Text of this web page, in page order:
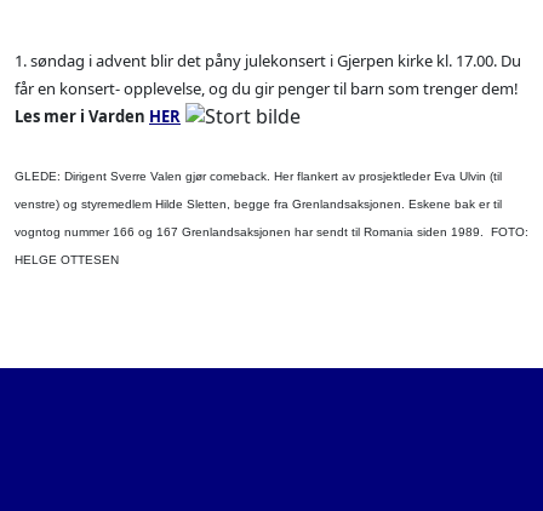
1. søndag i advent blir det påny julekonsert i Gjerpen kirke kl. 17.00. Du
får en konsert- opplevelse, og du gir penger til barn som trenger dem!
Les mer i Varden HER
GLEDE: Dirigent Sverre Valen gjør comeback. Her flankert av prosjektleder Eva Ulvin (til
venstre) og styremedlem Hilde Sletten, begge fra Grenlandsaksjonen. Eskene bak er til
vogntog nummer 166 og 167 Grenlandsaksjonen har sendt til Romania siden 1989. FOTO:
HELGE OTTESEN